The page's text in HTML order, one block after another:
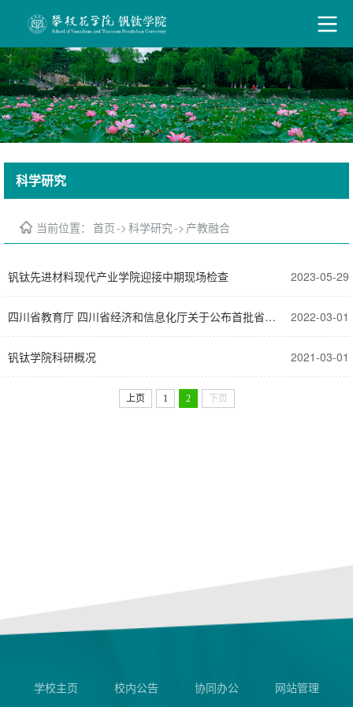
科学研究
当前位置： 首页->科学研究-> 产教融合
2023-05-29
钒钛先进材料现代产业学院迎接中期现场检查
2022-03-01
四川省教育厅 四川省经济和信息化厅关于公布首批省级现代产业学院名单的通知
2021-03-01
钒钛学院科研概况
上页 1 2 下页
学校主页 校内公告 协同办公 网站管理